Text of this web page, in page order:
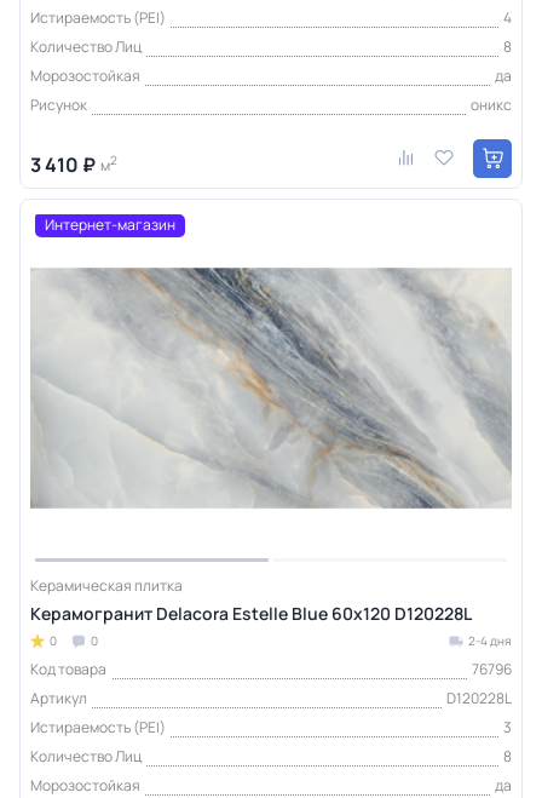
Истираемость (PEI)
4
Количество Лиц
8
Морозостойкая
да
Рисунок
оникс
3 410 ₽ м2
Интернет-магазин
Керамическая плитка
Керамогранит Delacora Estelle Blue 60х120 D120228L
0 0 2-4 дня
Код товара
76796
Артикул
D120228L
Истираемость (PEI)
3
Количество Лиц
8
Морозостойкая
да